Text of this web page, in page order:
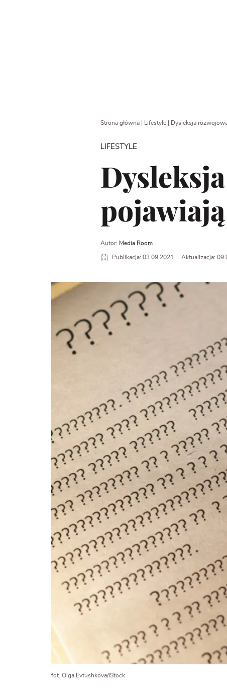
Strona główna| Lifestyle| Dysleksja
LIFESTYLE
Autor: Media Room
Publikacja: 03.09.2021 Aktualizacja:
fot. Olga Evtushkova/iStock